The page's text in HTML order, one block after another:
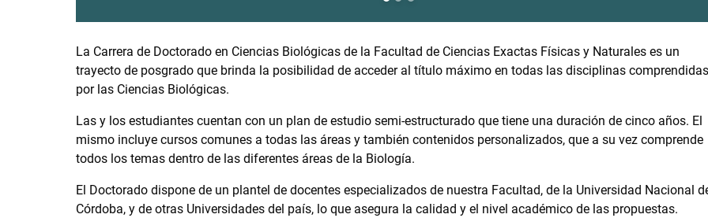
La Carrera de Doctorado en Ciencias Biológicas de la Facultad de Ciencias Exactas Físicas y Naturales es un
trayecto de posgrado que brinda la posibilidad de acceder al título máximo en todas las disciplinas comprendidas
por las Ciencias Biológicas.
Las y los estudiantes cuentan con un plan de estudio semi-estructurado que tiene una duración de cinco años. El
mismo incluye cursos comunes a todas las áreas y también contenidos personalizados, que a su vez comprende
todos los temas dentro de las diferentes áreas de la Biología.
El Doctorado dispone de un plantel de docentes especializados de nuestra Facultad, de la Universidad Nacional
Córdoba, y de otras Universidades del país, lo que asegura la calidad y el nivel académico de las propuestas.